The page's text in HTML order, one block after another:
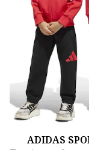
ADIDAS